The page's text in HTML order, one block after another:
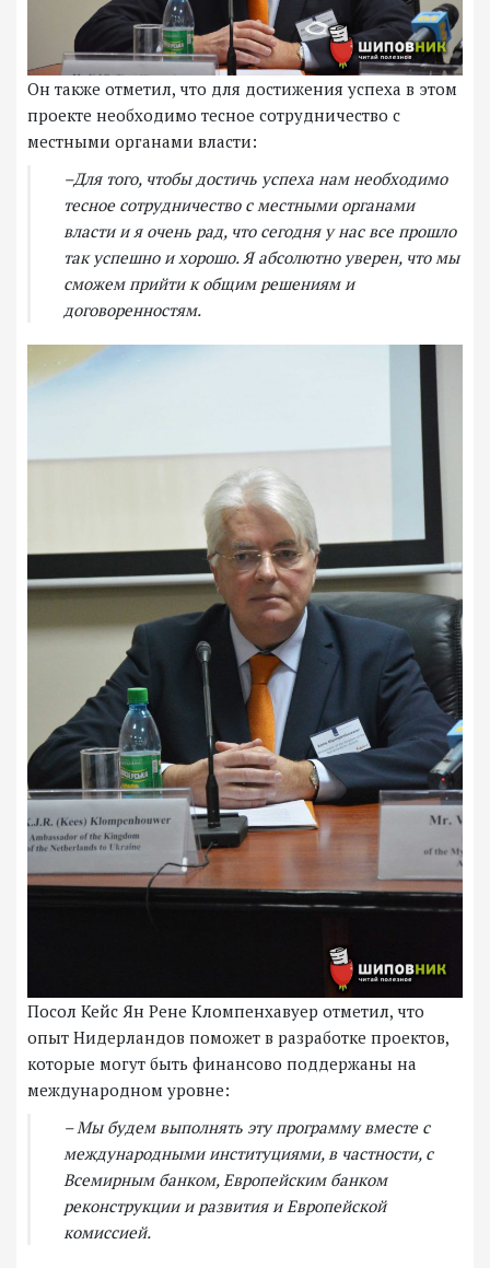
Он также отметил, что для достижения успеха в этом
проекте необходимо тесное сотрудничество с
местными органами власти:
–Для того, чтобы достичь успеха нам необходимо
тесное сотрудничество с местными органами
власти и я очень рад, что сегодня у нас все прошло
так успешно и хорошо. Я абсолютно уверен, что мы
сможем прийти к общим решениям и
договоренностям.
Посол Кейс Ян Рене Кломпенхавуер отметил, что
опыт Нидерландов поможет в разработке проектов,
которые могут быть финансово поддержаны на
международном уровне:
– Мы будем выполнять эту программу вместе с
международными институциями, в частности, с
Всемирным банком, Европейским банком
реконструкции и развития и Европейской
комиссией.